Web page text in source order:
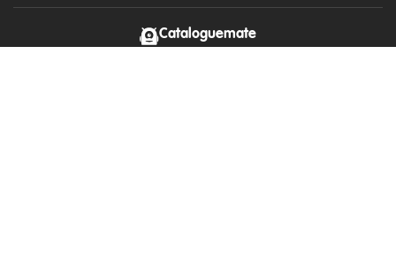
Cataloguemate